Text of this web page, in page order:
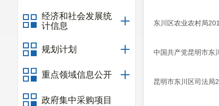
经济和社会发展统
计信息
规划计划
重点领域信息公开
政府集中采购项目
东川区农业农村局
中国共产党昆明市东
昆明市东川区司法局